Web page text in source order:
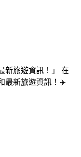
新旅遊資訊！」 在
最新旅遊資訊！✈️